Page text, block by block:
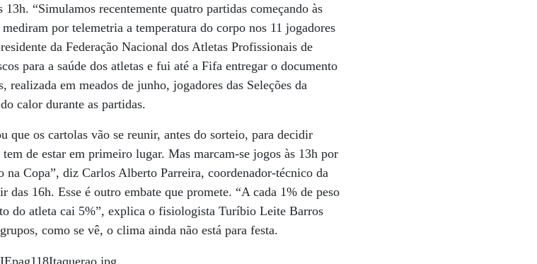
“Simulamos recentemente quatro partidas começando às
por telemetria a temperatura do corpo nos 11 jogadores
da Federação Nacional dos Atletas Profissionais de
para a saúde dos atletas e fui até a Fifa entregar o documento
realizada em meados de junho, jogadores das Seleções da
calor durante as partidas.
os cartolas vão se reunir, antes do sorteio, para decidir
de estar em primeiro lugar. Mas marcam-se jogos às 13h por
na Copa”, diz Carlos Alberto Parreira, coordenador-técnico da
das 16h. Esse é outro embate que promete. “A cada 1% de peso
do atleta cai 5%”, explica o fisiologista Turíbio Leite Barros
como se vê, o clima ainda não está para festa.